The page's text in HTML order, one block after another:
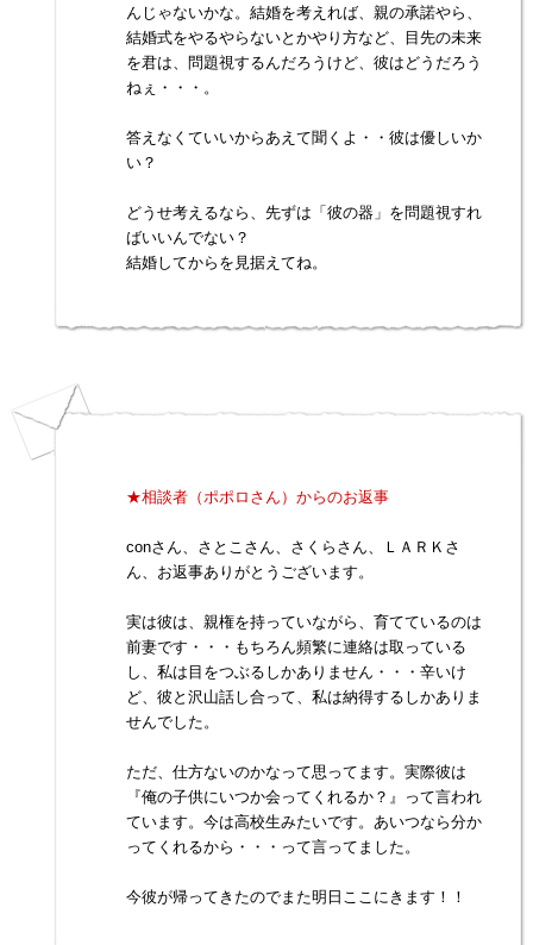
んじゃないかな。結婚を考えれば、親の承諾やら、
結婚式をやるやらないとかやり方など、目先の未来
を君は、問題視するんだろうけど、彼はどうだろう
ねぇ・・・。
答えなくていいからあえて聞くよ・・彼は優しいか
い？
どうせ考えるなら、先ずは「彼の器」を問題視すれ
ばいいんでない？
結婚してからを見据えてね。
★相談者（ポポロさん）からのお返事
conさん、さとこさん、さくらさん、ＬＡＲＫさ
ん、お返事ありがとうございます。
実は彼は、親権を持っていながら、育てているのは
前妻です・・・もちろん頻繁に連絡は取っている
し、私は目をつぶるしかありません・・・辛いけ
ど、彼と沢山話し合って、私は納得するしかありま
せんでした。
ただ、仕方ないのかなって思ってます。実際彼は
『俺の子供にいつか会ってくれるか？』って言われ
ています。今は高校生みたいです。あいつなら分か
ってくれるから・・・って言ってました。
今彼が帰ってきたのでまた明日ここにきます！！